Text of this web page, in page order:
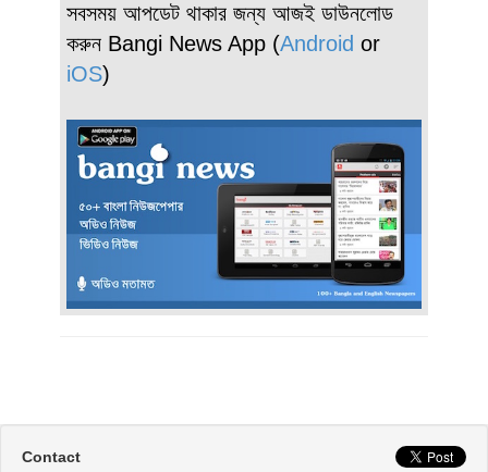
সবসময় আপডেট থাকার জন্য আজই ডাউনলোড
করুন Bangi News App (Android or
iOS)
Contact